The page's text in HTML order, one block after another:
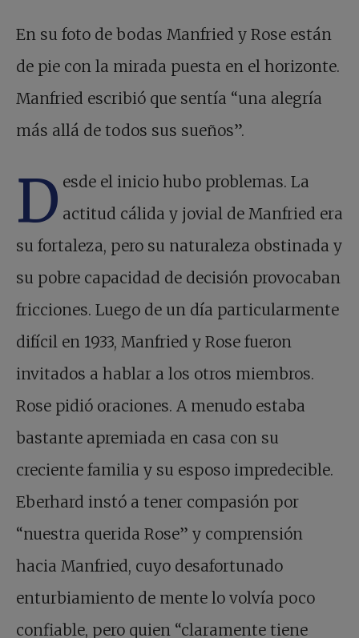
En su foto de bodas Manfried y Rose están
de pie con la mirada puesta en el horizonte.
Manfried escribió que sentía “una alegría
más allá de todos sus sueños”.
D esde el inicio hubo problemas. La
actitud cálida y jovial de Manfried era
su fortaleza, pero su naturaleza obstinada y
su pobre capacidad de decisión provocaban
fricciones. Luego de un día particularmente
difícil en 1933, Manfried y Rose fueron
invitados a hablar a los otros miembros.
Rose pidió oraciones. A menudo estaba
bastante apremiada en casa con su
creciente familia y su esposo impredecible.
Eberhard instó a tener compasión por
“nuestra querida Rose” y comprensión
hacia Manfried, cuyo desafortunado
enturbiamiento de mente lo volvía poco
confiable, pero quien “claramente tiene